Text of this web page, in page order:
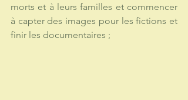
morts et à leurs familles et commencer
à capter des images pour les fictions et
finir les documentaires ;